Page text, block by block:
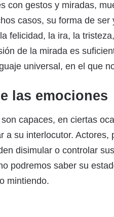
con gestos y miradas,
casos, su forma de ser
felicidad, la ira, la
de la mirada es
universal, en el que
las emociones
capaces, en ciertas
a su interlocutor.
disimular o controlar
podremos saber su
mintiendo.